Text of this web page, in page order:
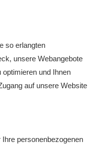
so erlangten
unsere Webangebote
und Ihnen
auf unsere Website
Ihre personenbezogenen